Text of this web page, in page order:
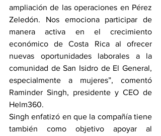
ampliación de las operaciones en Pérez
Zeledón. Nos emociona participar de
manera activa en el crecimiento
económico de Costa Rica al ofrecer
nuevas oportunidades laborales a la
comunidad de San Isidro de El General,
especialmente a mujeres”, comentó
Raminder Singh, presidente y CEO de
Helm360.
Singh enfatizó en que la compañía tiene
también como objetivo apoyar al